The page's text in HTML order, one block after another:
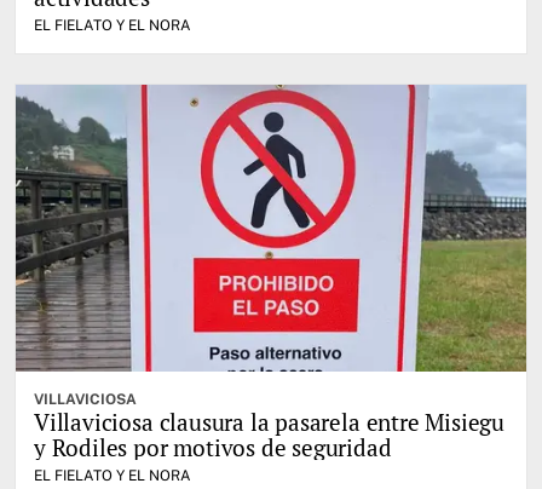
EL FIELATO Y EL NORA
VILLAVICIOSA
Villaviciosa clausura la pasarela entre Misiegu
y Rodiles por motivos de seguridad
EL FIELATO Y EL NORA